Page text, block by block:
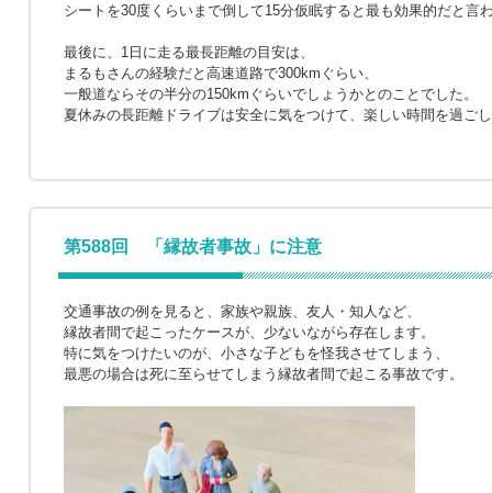
シートを30度くらいまで倒して15分仮眠すると最も効果的だと言
最後に、1日に走る最長距離の目安は、
まるもさんの経験だと高速道路で300kmぐらい、
一般道ならその半分の150kmぐらいでしょうかとのことでした。
夏休みの長距離ドライブは安全に気をつけて、楽しい時間を過ご
第588回 「縁故者事故」に注意
交通事故の例を見ると、家族や親族、友人・知人など、
縁故者間で起こったケースが、少ないながら存在します。
特に気をつけたいのが、小さな子どもを怪我させてしまう、
最悪の場合は死に至らせてしまう縁故者間で起こる事故です。